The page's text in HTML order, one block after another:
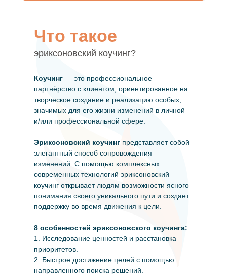
Коучинг — это профессиональное
партнёрство с клиентом, ориентированное на
творческое создание и реализацию особых,
значимых для его жизни изменений в личной
и/или профессиональной сфере.
Эриксоновский коучинг представляет собой
элегантный способ сопровождения
изменений. С помощью комплексных
современных технологий эриксоновский
коучинг открывает людям возможности ясного
понимания своего уникального пути и создает
поддержку во время движения к цели.
8 особенностей эриксоновского коучинга:
1. Исследование ценностей и расстановка
приоритетов.
2. Быстрое достижение целей с помощью
направленного поиска решений.
Что такое
эриксоновский коучинг?